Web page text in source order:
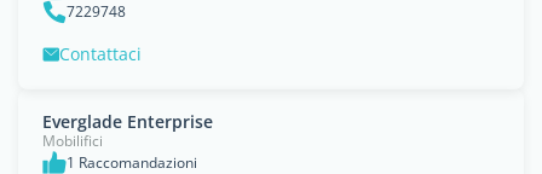
7229748
Contattaci
Everglade Enterprise
Mobilifici
1 Raccomandazioni